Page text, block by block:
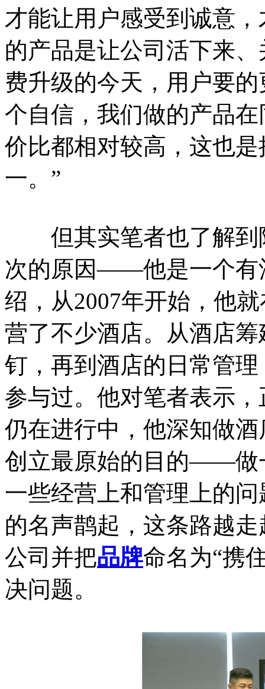
才能让用户感受到诚意
的产品是让公司活下来
费升级的今天，用户要
个自信，我们做的产品
价比都相对较高，这也
一。”
但其实笔者也了解到
次的原因——他是一个有
绍，从2007年开始，他
营了不少酒店。从酒店
钉，再到酒店的日常管
参与过。他对笔者表示
仍在进行中，他深知做
创立最原始的目的——做
一些经营上和管理上的
的名声鹊起，这条路越
公司并把品牌命名为“携
决问题。